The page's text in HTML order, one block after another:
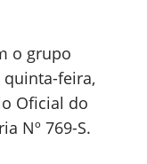
o grupo
feira,
Oficial do
Nº 769-S.